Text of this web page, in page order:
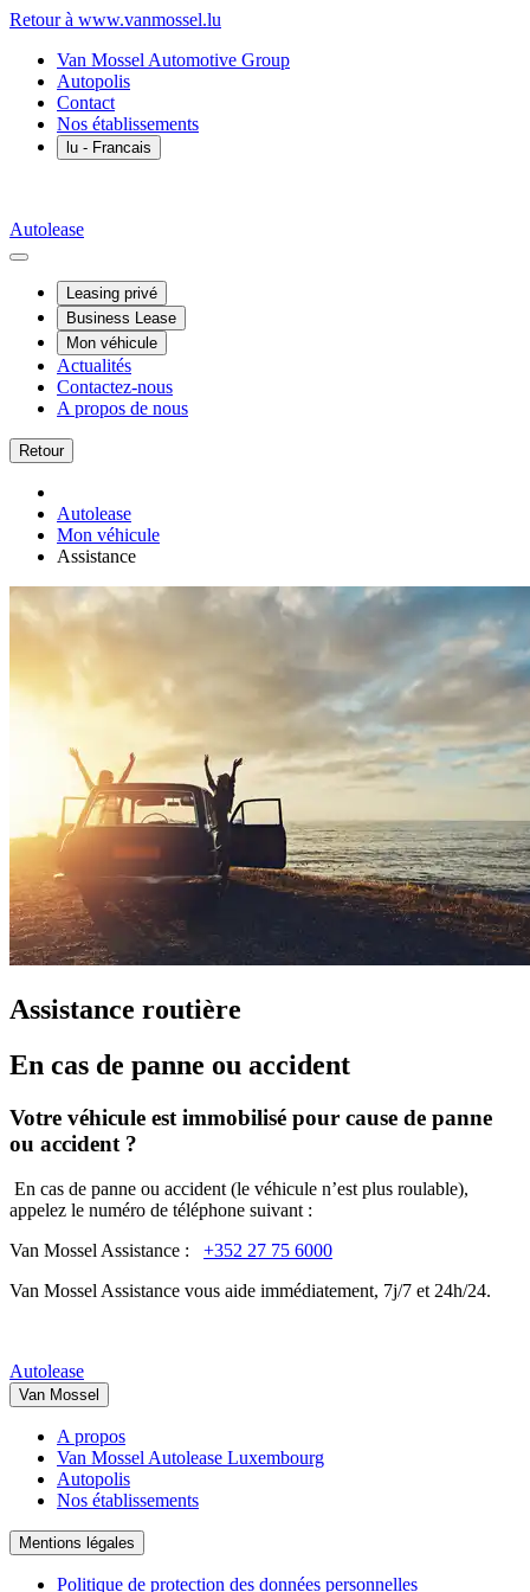
Retour à www.vanmossel.lu
Van Mossel Automotive Group
Autopolis
Contact
Nos établissements
lu - Francais
Autolease
Leasing privé
Business Lease
Mon véhicule
Actualités
Contactez-nous
A propos de nous
Retour
Autolease
Mon véhicule
Assistance
Assistance routière
En cas de panne ou accident
Votre véhicule est immobilisé pour cause de panne
ou accident ?
En cas de panne ou accident (le véhicule n’est plus roulable),
appelez le numéro de téléphone suivant :
Van Mossel Assistance : +352 27 75 6000
Van Mossel Assistance vous aide immédiatement, 7j/7 et 24h/24.
Autolease
Van Mossel
A propos
Van Mossel Autolease Luxembourg
Autopolis
Nos établissements
Mentions légales
Politique de protection des données personnelles